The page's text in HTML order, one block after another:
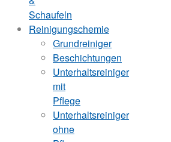
Schaufeln
Reinigungschemie
Grundreiniger
Beschichtungen
Unterhaltsreiniger
mit
Pflege
Unterhaltsreiniger
ohne